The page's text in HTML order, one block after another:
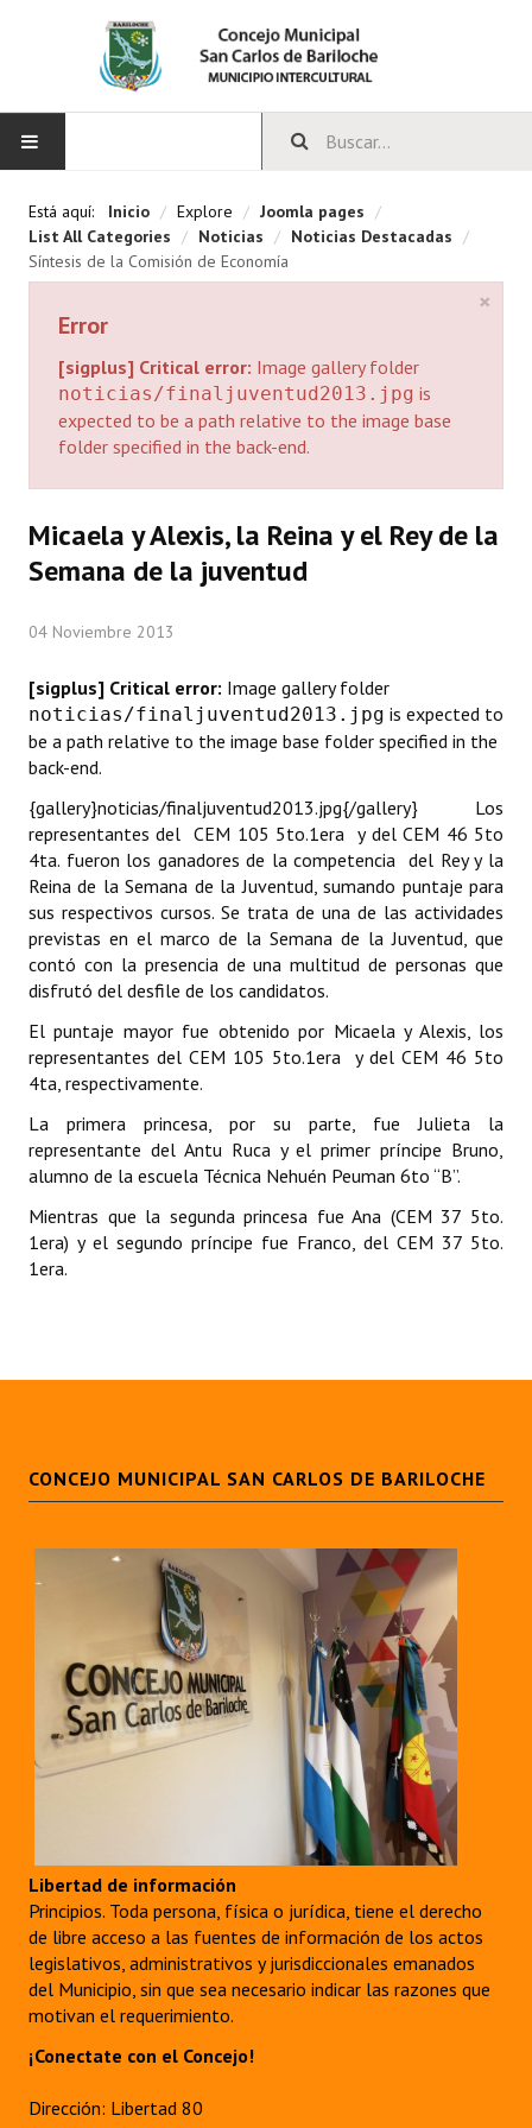
CONCEJO
Bloques Políticos
Integrantes del Concejo
Comisiones Permanentes
Comisiones Especiales
Constitución Provincial
Carta Orgánica 2007
Reglamento Interno
Digesto
Organigrama
DOCUMENTOS
Proyectos Presentados
Actas de Sesión
Informes de Unidad Coordinadora
Ejecución Presupuestaria
Resoluciones de Presidencia
INSTITUCIONAL
Antiguos Pobladores
Noticias Destacadas
Registros y Distinciones
Audiencias Públicas - Registro
Mujeres que Dejaron Huellas - Registro
Periodistas Decanos - Registro
Ciudadano Ilustre - Registro
Banca del Vecino - Registro
Está aquí: Inicio / Explore / Joomla pages /
List All Categories / Noticias / Noticias Destacadas /
Síntesis de la Comisión de Economía
×
Error
[sigplus] Critical error: Image gallery folder
noticias/finaljuventud2013.jpg is
expected to be a path relative to the image base
folder specified in the back-end.
Micaela y Alexis, la Reina y el Rey de la
Semana de la juventud
04 Noviembre 2013
[sigplus] Critical error: Image gallery folder
noticias/finaljuventud2013.jpg is expected to
be a path relative to the image base folder specified in the
back-end.
{gallery}noticias/finaljuventud2013.jpg{/gallery} Los
representantes del CEM 105 5to.1era y del CEM 46 5to
4ta. fueron los ganadores de la competencia del Rey y la
Reina de la Semana de la Juventud, sumando puntaje para
sus respectivos cursos. Se trata de una de las actividades
previstas en el marco de la Semana de la Juventud, que
contó con la presencia de una multitud de personas que
disfrutó del desfile de los candidatos.
El puntaje mayor fue obtenido por Micaela y Alexis, los
representantes del CEM 105 5to.1era y del CEM 46 5to
4ta, respectivamente.
La primera princesa, por su parte, fue Julieta la
representante del Antu Ruca y el primer príncipe Bruno,
alumno de la escuela Técnica Nehuén Peuman 6to “B”.
Mientras que la segunda princesa fue Ana (CEM 37 5to.
1era) y el segundo príncipe fue Franco, del CEM 37 5to.
1era.
CONCEJO MUNICIPAL SAN CARLOS DE BARILOCHE
Libertad de información
Principios. Toda persona, física o jurídica, tiene el derecho
de libre acceso a las fuentes de información de los actos
legislativos, administrativos y jurisdiccionales emanados
del Municipio, sin que sea necesario indicar las razones que
motivan el requerimiento.
¡Conectate con el Concejo!
Dirección: Libertad 80